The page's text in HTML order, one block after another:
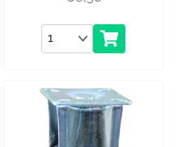
Aantal